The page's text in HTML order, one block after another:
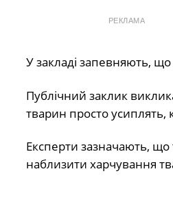
РЕКЛАМА
У закладі запевняють,
Публічний заклик
тварин просто
Експерти зазначають, що
наблизити харчування